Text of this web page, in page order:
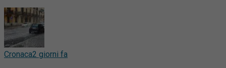
Cronaca2 giorni fa